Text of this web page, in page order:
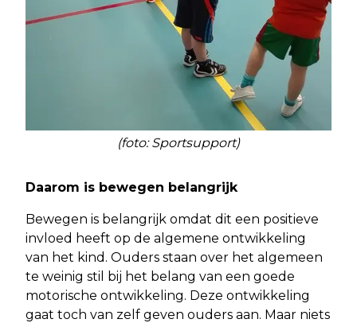
(foto: Sportsupport)
Daarom is bewegen belangrijk
Bewegen is belangrijk omdat dit een positieve
invloed heeft op de algemene ontwikkeling
van het kind. Ouders staan over het algemeen
te weinig stil bij het belang van een goede
motorische ontwikkeling. Deze ontwikkeling
gaat toch van zelf geven ouders aan. Maar niets